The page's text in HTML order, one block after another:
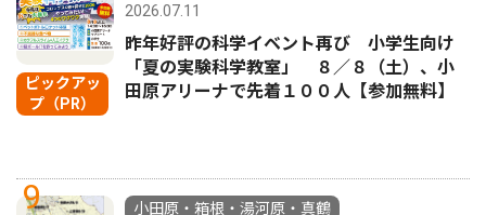
ピックアッ
プ（PR）
2026.07.11
昨年好評の科学イベント再び 小学生向け
「夏の実験科学教室」 ８／８（土）、小
田原アリーナで先着１００人【参加無料】
9
小田原・箱根・湯河原・真鶴